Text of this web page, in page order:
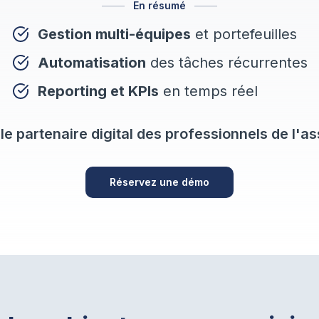
En résumé
Gestion multi-équipes et portefeuilles
Automatisation des tâches récurrentes
Reporting et KPIs en temps réel
partenaire digital des professionnels de
Réservez une démo